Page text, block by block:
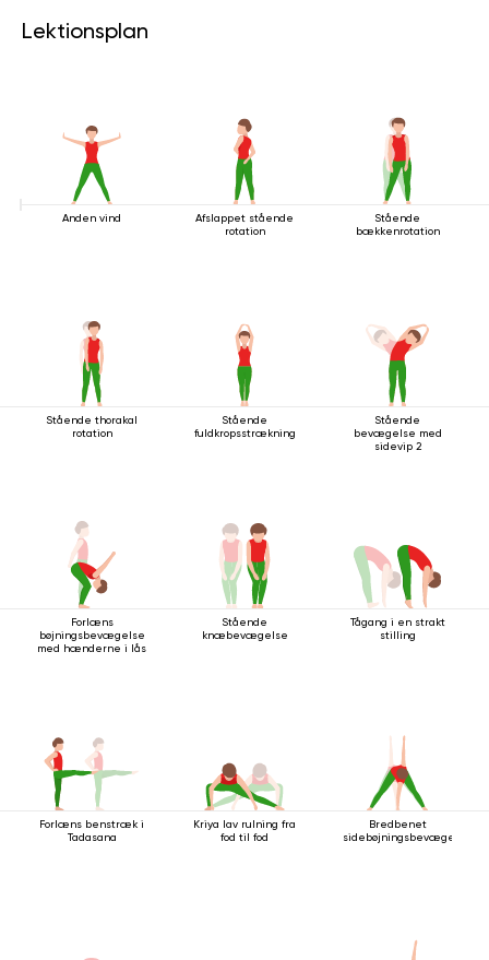
Lektionsplan
Anden vind
Afslappet stående
rotation
Stående
bækkenrotation
Stående thorakal
rotation
Stående
fuldkropsstrækning
Stående
bevægelse med
sidevip 2
Forlæns
bøjningsbevægelse
med hænderne i lås
Stående
knæbevægelse
Tågang i en strakt
stilling
Forlæns benstræk i
Tadasana
Kriya lav rulning fra
fod til fod
Bredbenet
sidebøjningsbevægelse